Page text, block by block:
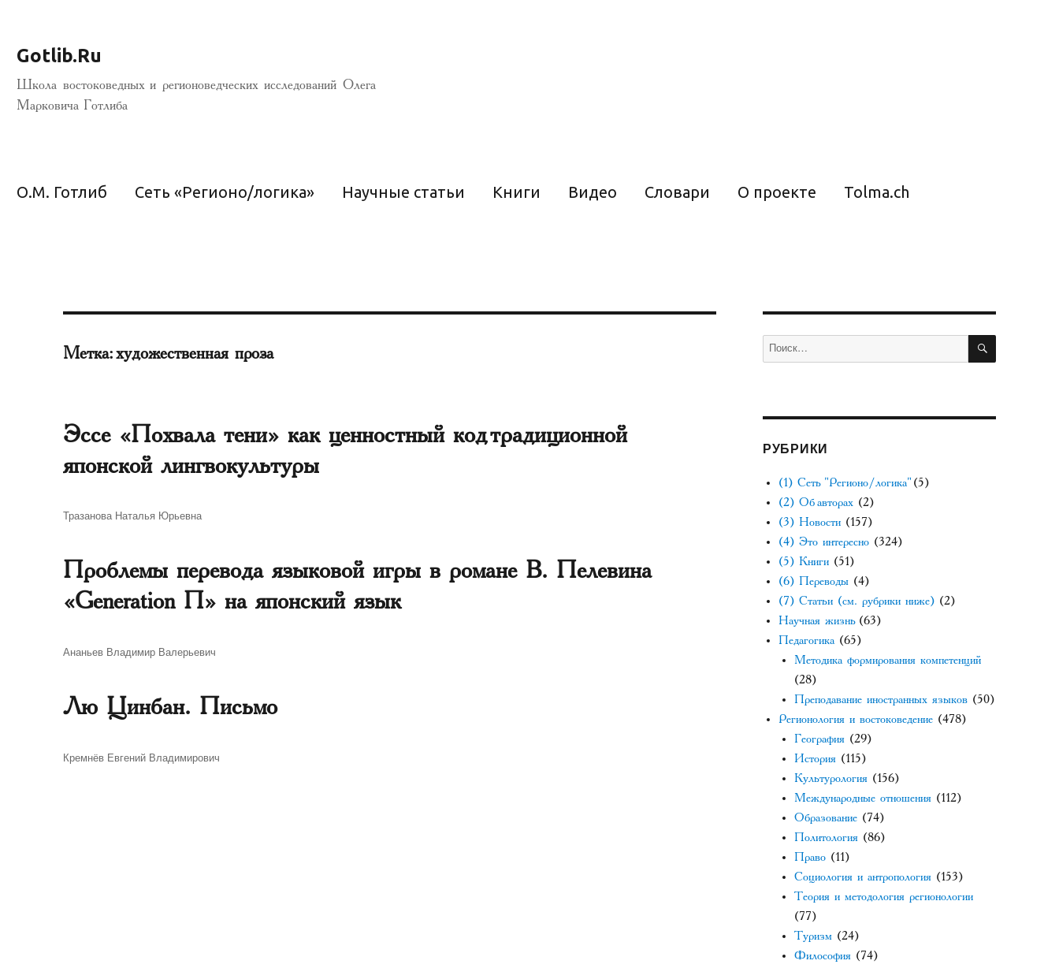
Gotlib.Ru
Школа востоковедных и регионоведческих исследований Олега
Марковича Готлиба
О.М. Готлиб Сеть «Регионо/логика» Научные статьи Книги Видео Словари О проекте Tolma.ch
Метка:художественная проза
Эссе «Похвала тени» как ценностный код традиционной
японской лингвокультуры
Автор
Тразанова Наталья Юрьевна
Проблемы перевода языковой игры в романе В. Пелевина
«Generation П» на японский язык
Автор
Ананьев Владимир Валерьевич
Лю Цинбан. Письмо
Автор
Кремнёв Евгений Владимирович
Искать: ПОИСК
РУБРИКИ
(1) Сеть "Регионо/логика"(5)
(2) Об авторах(2)
(3) Новости(157)
(4) Это интересно(324)
(5) Книги(51)
(6) Переводы(4)
(7) Статьи (см. рубрики ниже)(2)
Научная жизнь(63)
Педагогика(65)
Методика формирования компетенций
(28)
Преподавание иностранных языков(50)
Регионология и востоковедение(478)
География(29)
История(115)
Культурология(156)
Международные отношения(112)
Образование(74)
Политология(86)
Право(11)
Социология и антропология(153)
Теория и методология регионологии
(77)
Туризм(24)
Философия(74)